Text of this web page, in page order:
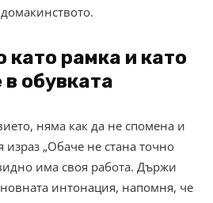
като рамка и като
обувката
няма как да не спомена и
„Обаче не стана точно
има своя работа. Държи
интонация, напомня, че